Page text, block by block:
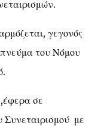
γεγονός
του Νόμου
σε
Συνεταιρισμού με